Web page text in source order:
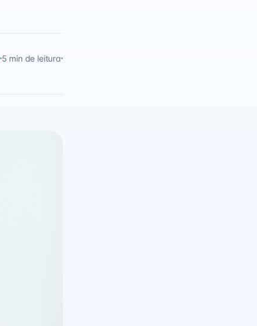
5 min de leitura